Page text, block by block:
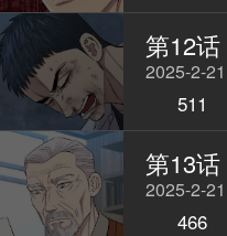
第12话
2025-2-21
511
第13话
2025-2-21
466